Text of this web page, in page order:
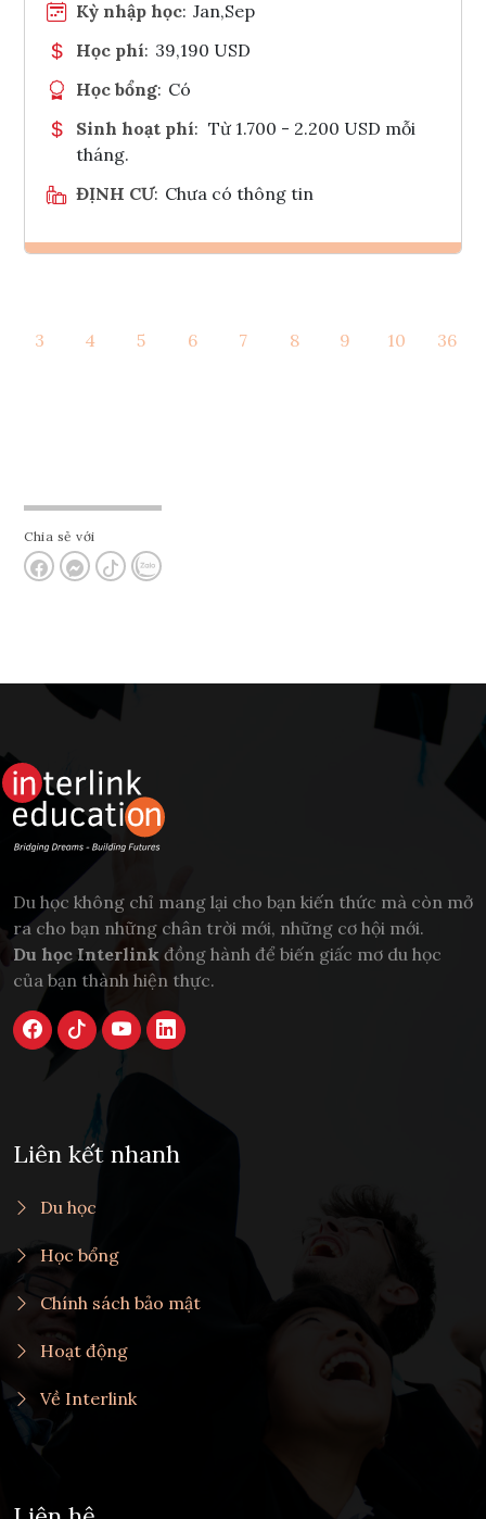
Kỳ nhập học: Jan,Sep
Học phí: 39,190 USD
Học bổng: Có
Sinh hoạt phí: Từ 1.700 - 2.200 USD mỗi
tháng.
ĐỊNH CƯ: Chưa có thông tin
Tham vấn Interlink
3 4 5 6 7 8 9 10 36
Chia sẻ với
Du học không chỉ mang lại cho bạn kiến thức mà còn mở
ra cho bạn những chân trời mới, những cơ hội mới.
Du học Interlink đồng hành để biến giấc mơ du học
của bạn thành hiện thực.
Liên kết nhanh
Du học
Học bổng
Chính sách bảo mật
Hoạt động
Về Interlink